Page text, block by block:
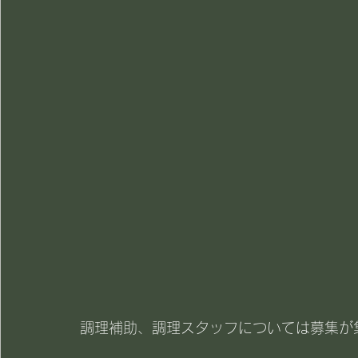
調理補助、調理スタッフについては募集が